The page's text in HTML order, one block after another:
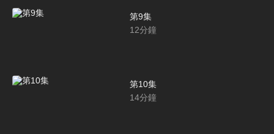
第9集
12分鐘
第10集
14分鐘